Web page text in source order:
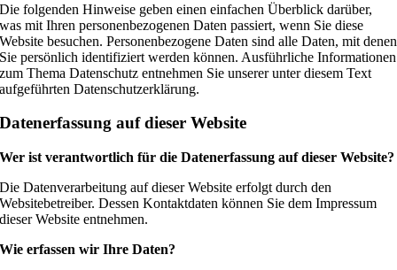
Die folgenden Hinweise geben einen einfachen Überblick darüber,
was mit Ihren personenbezogenen Daten passiert, wenn Sie diese
Website besuchen. Personenbezogene Daten sind alle Daten, mit denen
Sie persönlich identifiziert werden können. Ausführliche Informationen
zum Thema Datenschutz entnehmen Sie unserer unter diesem Text
aufgeführten Datenschutzerklärung.
Datenerfassung auf dieser Website
Wer ist verantwortlich für die Datenerfassung auf dieser Website?
Die Datenverarbeitung auf dieser Website erfolgt durch den
Websitebetreiber. Dessen Kontaktdaten können Sie dem Impressum
dieser Website entnehmen.
Wie erfassen wir Ihre Daten?